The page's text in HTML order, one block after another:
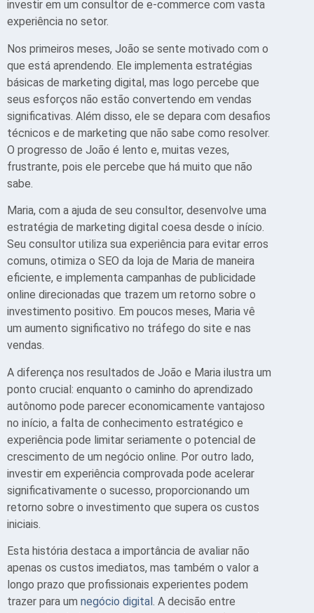
investir em um consultor de e-commerce com vasta
experiência no setor.
Nos primeiros meses, João se sente motivado com o
que está aprendendo. Ele implementa estratégias
básicas de marketing digital, mas logo percebe que
seus esforços não estão convertendo em vendas
significativas. Além disso, ele se depara com desafios
técnicos e de marketing que não sabe como resolver.
O progresso de João é lento e, muitas vezes,
frustrante, pois ele percebe que há muito que não
sabe.
Maria, com a ajuda de seu consultor, desenvolve uma
estratégia de marketing digital coesa desde o início.
Seu consultor utiliza sua experiência para evitar erros
comuns, otimiza o SEO da loja de Maria de maneira
eficiente, e implementa campanhas de publicidade
online direcionadas que trazem um retorno sobre o
investimento positivo. Em poucos meses, Maria vê
um aumento significativo no tráfego do site e nas
vendas.
A diferença nos resultados de João e Maria ilustra um
ponto crucial: enquanto o caminho do aprendizado
autônomo pode parecer economicamente vantajoso
no início, a falta de conhecimento estratégico e
experiência pode limitar seriamente o potencial de
crescimento de um negócio online. Por outro lado,
investir em experiência comprovada pode acelerar
significativamente o sucesso, proporcionando um
retorno sobre o investimento que supera os custos
iniciais.
Esta história destaca a importância de avaliar não
apenas os custos imediatos, mas também o valor a
longo prazo que profissionais experientes podem
trazer para um negócio digital. A decisão entre